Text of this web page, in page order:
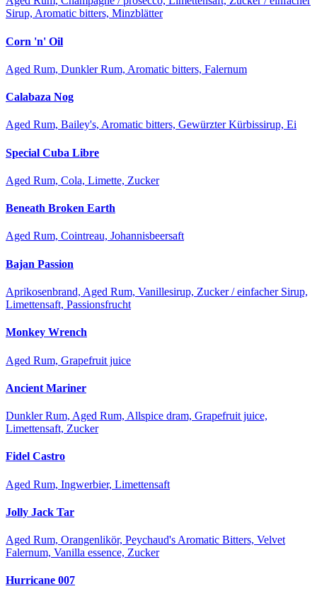
Sirup, Aromatic bitters, Minzblätter
Corn 'n' Oil
Aged Rum, Dunkler Rum, Aromatic bitters, Falernum
Calabaza Nog
Aged Rum, Bailey's, Aromatic bitters, Gewürzter Kürbissirup, Ei
Special Cuba Libre
Aged Rum, Cola, Limette, Zucker
Beneath Broken Earth
Aged Rum, Cointreau, Johannisbeersaft
Bajan Passion
Aprikosenbrand, Aged Rum, Vanillesirup, Zucker / einfacher Sirup,
Limettensaft, Passionsfrucht
Monkey Wrench
Aged Rum, Grapefruit juice
Ancient Mariner
Dunkler Rum, Aged Rum, Allspice dram, Grapefruit juice,
Limettensaft, Zucker
Fidel Castro
Aged Rum, Ingwerbier, Limettensaft
Jolly Jack Tar
Aged Rum, Orangenlikör, Peychaud's Aromatic Bitters, Velvet
Falernum, Vanilla essence, Zucker
Hurricane 007